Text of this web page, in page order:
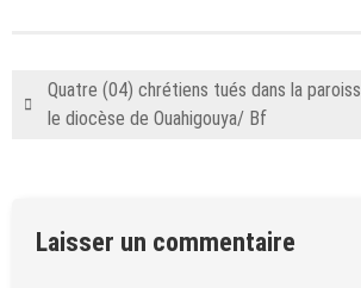
Quatre (04) chrétiens tués dans la
le diocèse de Ouahigouya/ Bf
Laisser un commentaire